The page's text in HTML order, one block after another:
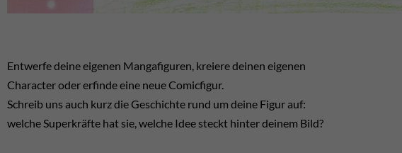
Entwerfe deine eigenen Mangafiguren, kreiere deinen eigenen
Character oder erfinde eine neue Comicfigur.
Schreib uns auch kurz die Geschichte rund um deine Figur auf:
welche Superkräfte hat sie, welche Idee steckt hinter deinem Bild?